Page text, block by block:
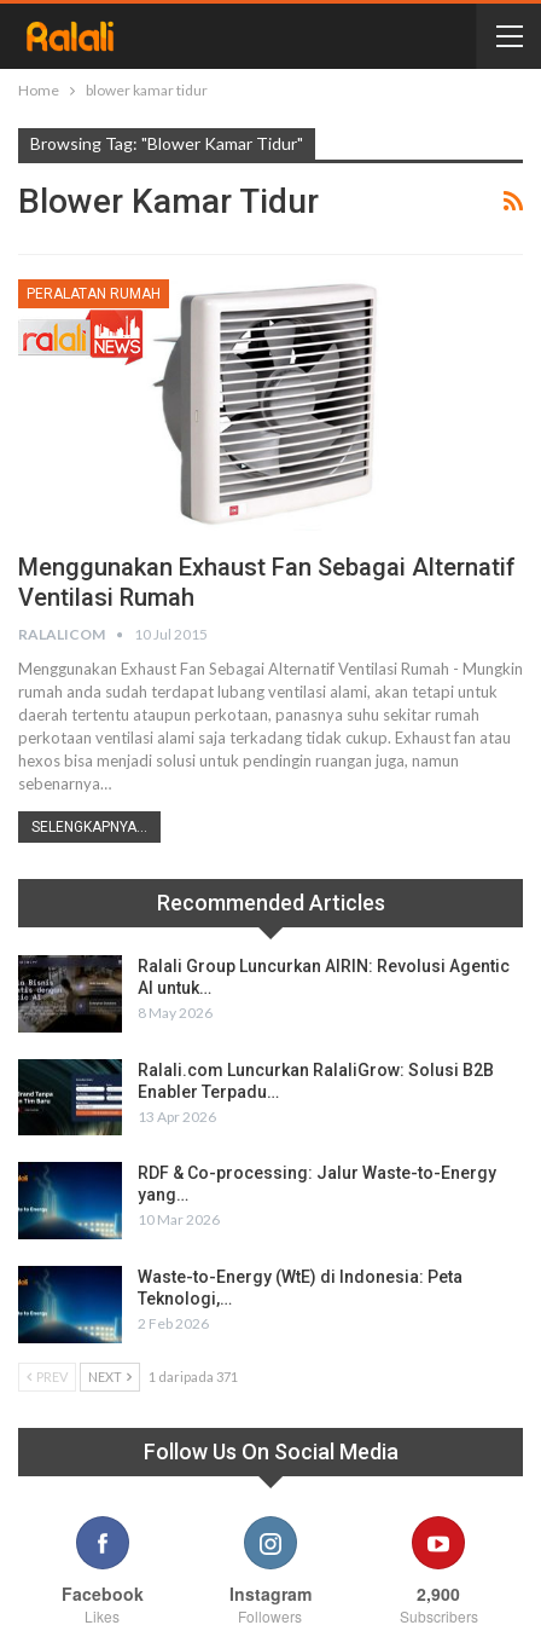
Home blower kamar tidur
Browsing Tag: "blower Kamar Tidur"
Blower Kamar Tidur
PERALATAN RUMAH
Menggunakan Exhaust Fan Sebagai Alternatif
Ventilasi Rumah
RALALICOM 10 Jul 2015
Menggunakan Exhaust Fan Sebagai Alternatif Ventilasi Rumah - Mungkin
rumah anda sudah terdapat lubang ventilasi alami, akan tetapi untuk
daerah tertentu ataupun perkotaan, panasnya suhu sekitar rumah
perkotaan ventilasi alami saja terkadang tidak cukup. Exhaust fan atau
hexos bisa menjadi solusi untuk pendingin ruangan juga, namun
sebenarnya…
SELENGKAPNYA...
Recommended Articles
Ralali Group Luncurkan AIRIN: Revolusi Agentic
AI untuk…
8 May 2026
Ralali.com Luncurkan RalaliGrow: Solusi B2B
Enabler Terpadu…
13 Apr 2026
RDF & Co-processing: Jalur Waste-to-Energy
yang…
10 Mar 2026
Waste-to-Energy (WtE) di Indonesia: Peta
Teknologi,…
2 Feb 2026
PREV NEXT 1 daripada 371
Follow Us On Social Media
Facebook
Likes
Instagram
Followers
2,900
Subscribers